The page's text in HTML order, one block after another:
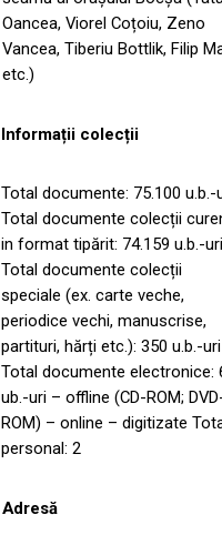
Oancea, Viorel Coțoiu, Zeno
Vancea, Tiberiu Bottlik, Filip
etc.)
Informații colecții
Total documente: 75.100 u.b.-
Total documente colecții
in format tipărit: 74.159 u.b.-uri
Total documente colecții
speciale (ex. carte veche,
periodice vechi, manuscrise,
partituri, hărți etc.): 350 u.b.-uri
Total documente electronice:
ub.-uri – offline (CD-ROM;
ROM) – online – digitizate
personal: 2
Adresă